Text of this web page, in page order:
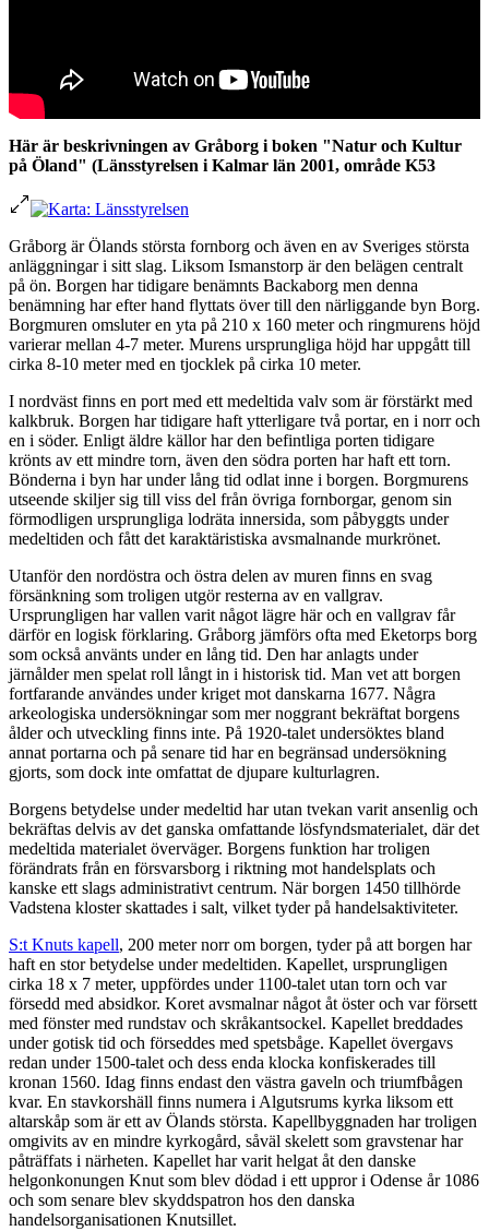
Här är beskrivningen av Gråborg i boken "Natur och Kultur
på Öland" (Länsstyrelsen i Kalmar län 2001, område K53
Gråborg är Ölands största fornborg och även en av Sveriges största
anläggningar i sitt slag. Liksom Ismanstorp är den belägen centralt
på ön. Borgen har tidigare benämnts Backaborg men denna
benämning har efter hand flyttats över till den närliggande byn Borg.
Borgmuren omsluter en yta på 210 x 160 meter och ringmurens höjd
varierar mellan 4-7 meter. Murens ursprungliga höjd har uppgått till
cirka 8-10 meter med en tjocklek på cirka 10 meter.
I nordväst finns en port med ett medeltida valv som är förstärkt med
kalkbruk. Borgen har tidigare haft ytterligare två portar, en i norr och
en i söder. Enligt äldre källor har den befintliga porten tidigare
krönts av ett mindre torn, även den södra porten har haft ett torn.
Bönderna i byn har under lång tid odlat inne i borgen. Borgmurens
utseende skiljer sig till viss del från övriga fornborgar, genom sin
förmodligen ursprungliga lodräta innersida, som påbyggts under
medeltiden och fått det karaktäristiska avsmalnande murkrönet.
Utanför den nordöstra och östra delen av muren finns en svag
försänkning som troligen utgör resterna av en vallgrav.
Ursprungligen har vallen varit något lägre här och en vallgrav får
därför en logisk förklaring. Gråborg jämförs ofta med Eketorps borg
som också använts under en lång tid. Den har anlagts under
järnålder men spelat roll långt in i historisk tid. Man vet att borgen
fortfarande användes under kriget mot danskarna 1677. Några
arkeologiska undersökningar som mer noggrant bekräftat borgens
ålder och utveckling finns inte. På 1920-talet undersöktes bland
annat portarna och på senare tid har en begränsad undersökning
gjorts, som dock inte omfattat de djupare kulturlagren.
Borgens betydelse under medeltid har utan tvekan varit ansenlig och
bekräftas delvis av det ganska omfattande lösfyndsmaterialet, där det
medeltida materialet överväger. Borgens funktion har troligen
förändrats från en försvarsborg i riktning mot handelsplats och
kanske ett slags administrativt centrum. När borgen 1450 tillhörde
Vadstena kloster skattades i salt, vilket tyder på handelsaktiviteter.
S:t Knuts kapell, 200 meter norr om borgen, tyder på att borgen har
haft en stor betydelse under medeltiden. Kapellet, ursprungligen
cirka 18 x 7 meter, uppfördes under 1100-talet utan torn och var
försedd med absidkor. Koret avsmalnar något åt öster och var försett
med fönster med rundstav och skråkantsockel. Kapellet breddades
under gotisk tid och förseddes med spetsbåge. Kapellet övergavs
redan under 1500-talet och dess enda klocka konfiskerades till
kronan 1560. Idag finns endast den västra gaveln och triumfbågen
kvar. En stavkorshäll finns numera i Algutsrums kyrka liksom ett
altarskåp som är ett av Ölands största. Kapellbyggnaden har troligen
omgivits av en mindre kyrkogård, såväl skelett som gravstenar har
påträffats i närheten. Kapellet har varit helgat åt den danske
helgonkonungen Knut som blev dödad i ett uppror i Odense år 1086
och som senare blev skyddspatron hos den danska
handelsorganisationen Knutsillet.